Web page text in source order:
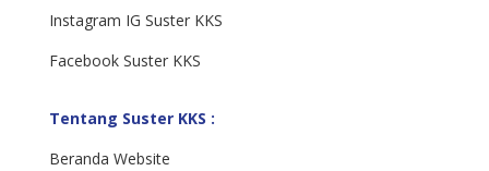
Instagram IG Suster KKS
Facebook Suster KKS
Tentang Suster KKS :
Beranda Website